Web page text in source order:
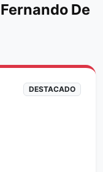
De
DESTACADO